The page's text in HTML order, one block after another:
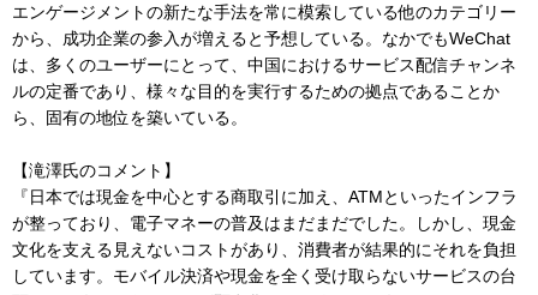
エンゲージメントの新たな手法を常に模索している他のカテゴリー
から、成功企業の参入が増えると予想している。なかでもWeChat
は、多くのユーザーにとって、中国におけるサービス配信チャンネ
ルの定番であり、様々な目的を実行するための拠点であることか
ら、固有の地位を築いている。
【滝澤氏のコメント】
『日本では現金を中心とする商取引に加え、ATMといったインフラ
が整っており、電子マネーの普及はまだまだでした。しかし、現金
文化を支える見えないコストがあり、消費者が結果的にそれを負担
しています。モバイル決済や現金を全く受け取らないサービスの台